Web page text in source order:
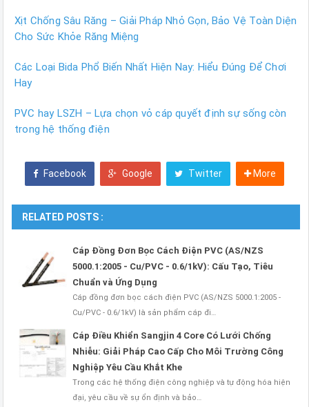
Xịt Chống Sâu Răng – Giải Pháp Nhỏ Gọn, Bảo Vệ Toàn Diện
Cho Sức Khỏe Răng Miệng
Các Loại Bida Phổ Biến Nhất Hiện Nay: Hiểu Đúng Để Chơi
Hay
PVC hay LSZH – Lựa chọn vỏ cáp quyết định sự sống còn
trong hệ thống điện
Facebook Google Twitter More
RELATED POSTS :
Cáp Đồng Đơn Bọc Cách Điện PVC (AS/NZS
5000.1:2005 - Cu/PVC - 0.6/1kV): Cấu Tạo, Tiêu
Chuẩn và Ứng Dụng
Cáp đồng đơn bọc cách điện PVC (AS/NZS 5000.1:2005 -
Cu/PVC - 0.6/1kV) là sản phẩm cáp đi…
Cáp Điều Khiển Sangjin 4 Core Có Lưới Chống
Nhiễu: Giải Pháp Cao Cấp Cho Môi Trường Công
Nghiệp Yêu Cầu Khắt Khe
Trong các hệ thống điện công nghiệp và tự động hóa hiện
đại, yêu cầu về sự ổn định và bảo…